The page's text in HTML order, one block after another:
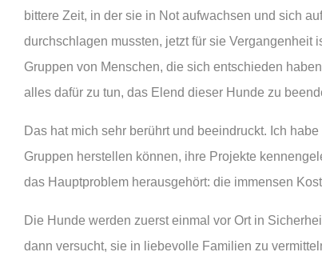
bittere Zeit, in der sie in Not aufwachsen und sich
durchschlagen mussten, jetzt für sie Vergangenheit
Gruppen von Menschen, die sich entschieden
alles dafür zu tun, das Elend dieser Hunde zu
Das hat mich sehr berührt und beeindruckt. Ich
Gruppen herstellen können, ihre Projekte
das Hauptproblem herausgehört: die immensen
Die Hunde werden zuerst einmal vor Ort in
dann versucht, sie in liebevolle Familien zu